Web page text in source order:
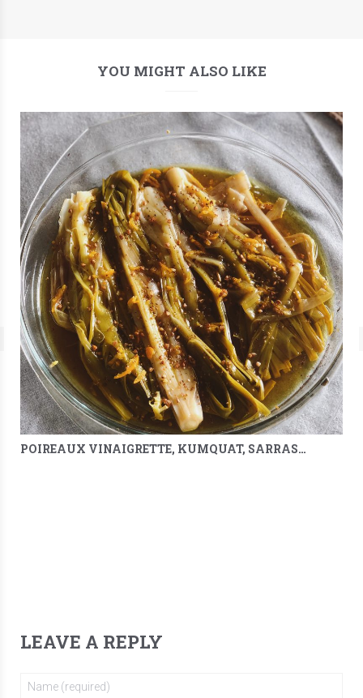
YOU MIGHT ALSO LIKE
POIREAUX VINAIGRETTE, KUMQUAT, SARRASIN & MÉLILOT
LEAVE A REPLY